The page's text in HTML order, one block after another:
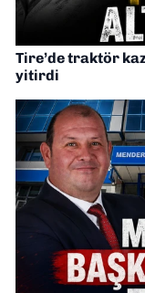
Tire’de traktör
yitirdi